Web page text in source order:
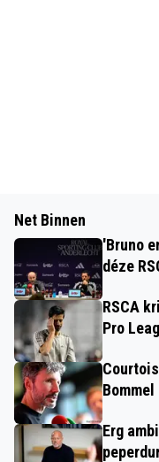
Net Binnen
'Bruno
déze
RSCA
Pro
Bommel
Erg